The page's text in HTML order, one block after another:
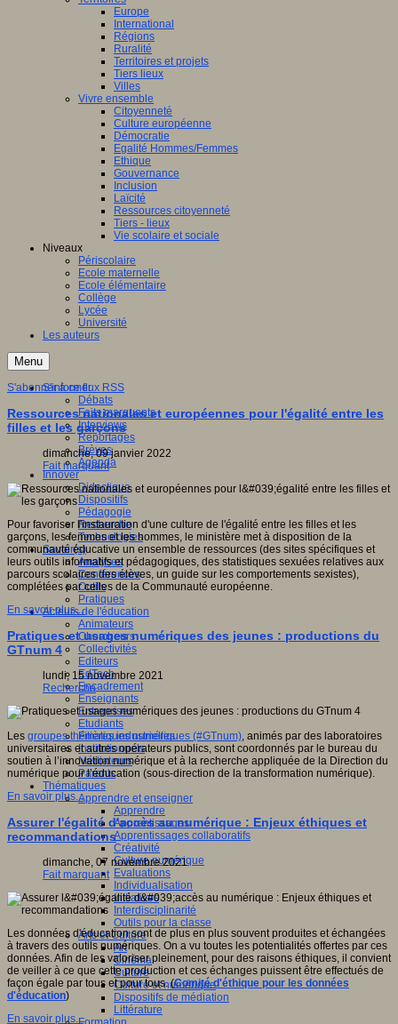
Europe
International
Régions
Ruralité
Territoires et projets
Tiers lieux
Villes
Vivre ensemble
Citoyenneté
Culture européenne
Démocratie
Egalité Hommes/Femmes
Ethique
Gouvernance
Inclusion
Laïcité
Ressources citoyenneté
Tiers - lieux
Vie scolaire et sociale
Niveaux
Périscolaire
Ecole maternelle
Ecole élémentaire
Collège
Lycée
Université
Les auteurs
Menu
S'informer
Débats
Faits marquants
Interviews
Reportages
Brèves
Agenda
Innover
Didactique
Dispositifs
Pédagogie
Recherche
Technologies
Savoir(s)
Analyses
Conférences
Outils
Pratiques
Acteurs de l'éducation
Animateurs
Chercheurs
Collectivités
Editeurs
EdTech
Encadrement
Enseignants
Entreprises
Etudiants
Filières industrielles
Institutionnels
Médiateurs
Parents
Thématiques
Apprendre et enseigner
Apprendre
Apprentissages
Apprentissages collaboratifs
Créativité
Culture numérique
Evaluations
Individualisation
Initiatives
Interdisciplinarité
Outils pour la classe
Arts et Culture
Art
Cinéma
Culture
Culture et numérique
Dispositifs de médiation
Littérature
S'abonner à ce flux RSS
Ressources nationales et européennes pour l'égalité entre les
filles et les garçons
dimanche, 09 janvier 2022
Fait marquant
Pour favoriser l'instauration d'une culture de l'égalité entre les filles et les
garçons, les femmes et les hommes, le ministère met à disposition de la
communauté éducative un ensemble de ressources (des sites spécifiques et
leurs outils informatifs et pédagogiques, des statistiques sexuées relatives aux
parcours scolaires des élèves, un guide sur les comportements sexistes),
complétées par celles de la Communauté européenne.
En savoir plus...
Pratiques et usages numériques des jeunes : productions du
GTnum 4
lundi, 15 novembre 2021
Recherche
Les groupes thématiques numériques (#GTnum), animés par des laboratoires
universitaires et autres opérateurs publics, sont coordonnés par le bureau du
soutien à l’innovation numérique et à la recherche appliquée de la Direction du
numérique pour l’éducation (sous-direction de la transformation numérique).
En savoir plus...
Assurer l'égalité d'accès au numérique : Enjeux éthiques et
recommandations
dimanche, 07 novembre 2021
Fait marquant
Les données d'éducation sont de plus en plus souvent produites et échangées
à travers des outils numériques. On a vu toutes les potentialités offertes par ces
données. Afin de les valoriser pleinement, pour des raisons éthiques, il convient
de veiller à ce que cette production et ces échanges puissent être effectués de
façon égale par tous et pour tous. (Comité d'éthique pour les données
d'éducation)
En savoir plus...